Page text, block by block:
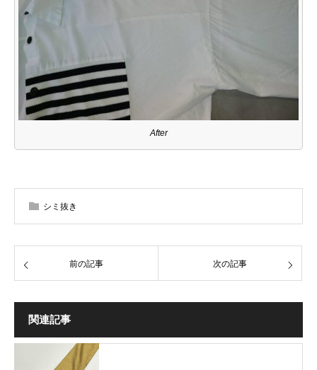
After
シミ抜き
前の記事 次の記事
関連記事